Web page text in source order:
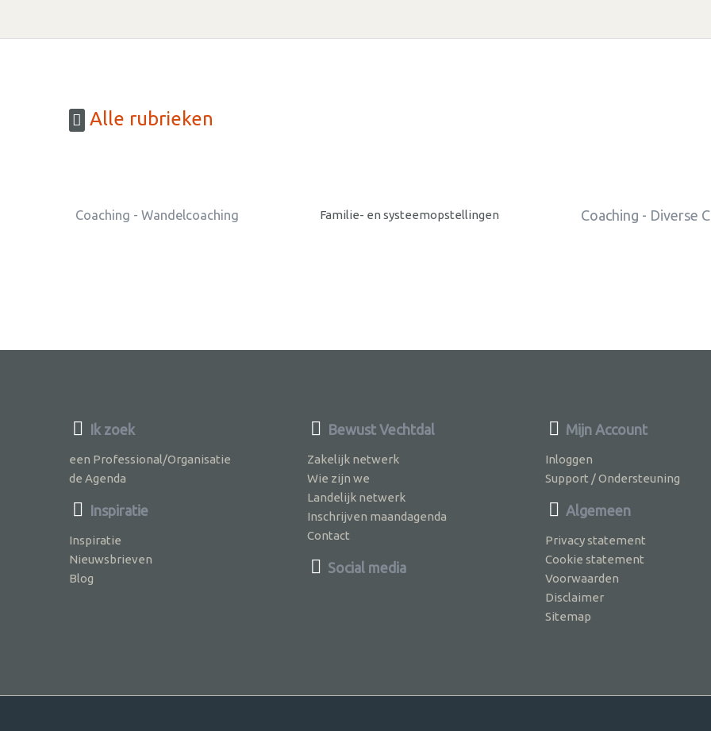
Alle rubrieken
Coaching - Wandelcoaching Familie- en systeemopstellingen Coaching - Diverse
Ik zoek
een Professional/Organisatie
de Agenda
Inspiratie
Inspiratie
Nieuwsbrieven
Blog
Bewust Vechtdal
Zakelijk netwerk
Wie zijn we
Landelijk netwerk
Inschrijven maandagenda
Contact
Social media
Mijn Account
Inloggen
Support / Ondersteuning
Algemeen
Privacy statement
Cookie statement
Voorwaarden
Disclaimer
Sitemap